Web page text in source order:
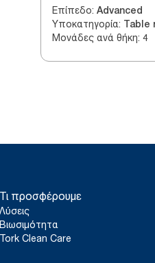
Επίπεδο: Advanced
Υποκατηγορία: Table
Μονάδες ανά θήκη: 4
Τι προσφέρουμε
Λύσεις
Βιωσιμότητα
Tork Clean Care